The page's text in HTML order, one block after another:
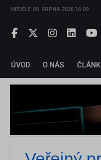
NEDĚLE 09. SRPNA 2026 16:09
ÚVOD O NÁS